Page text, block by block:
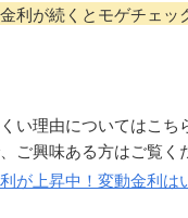
利が続くとモゲチェッ
い理由についてはこち
ご興味ある方はご覧く
が上昇中！変動金利は